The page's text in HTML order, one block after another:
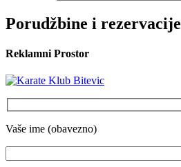
Porudžbine i rezervacije
Reklamni Prostor
Vaše ime (obavezno)